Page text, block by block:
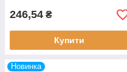
246,54 ₴
Купити
Новинка